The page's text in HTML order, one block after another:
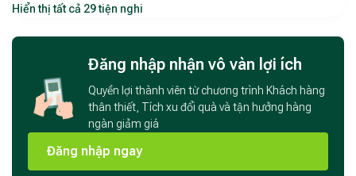
- 402 sở hữu vị trí thuận tiện cho cả khách du lịch và người
dân địa phương muốn tận hưởng kỳ nghỉ "staycation" ngay
trong lòng thành phố. Từ đây, du khách có thể nhanh chóng
tiếp cận:
Văn Miếu – Quốc Tử Giám: chỉ vài phút di chuyển
Lăng Chủ tịch Hồ Chí Minh: cách khoảng 800m
Hồ Gươm, Nhà Thờ Lớn, Tràng Tiền Plaza, phố đi bộ, chợ
Hiển thị tất cả 29 tiện nghi
Đăng nhập nhận vô vàn lợi ích
Quyền lợi thành viên từ chương trình Khách hàng
thân thiết, Tích xu đổi quà và tận hưởng hàng
ngàn giảm giá
Đăng nhập ngay